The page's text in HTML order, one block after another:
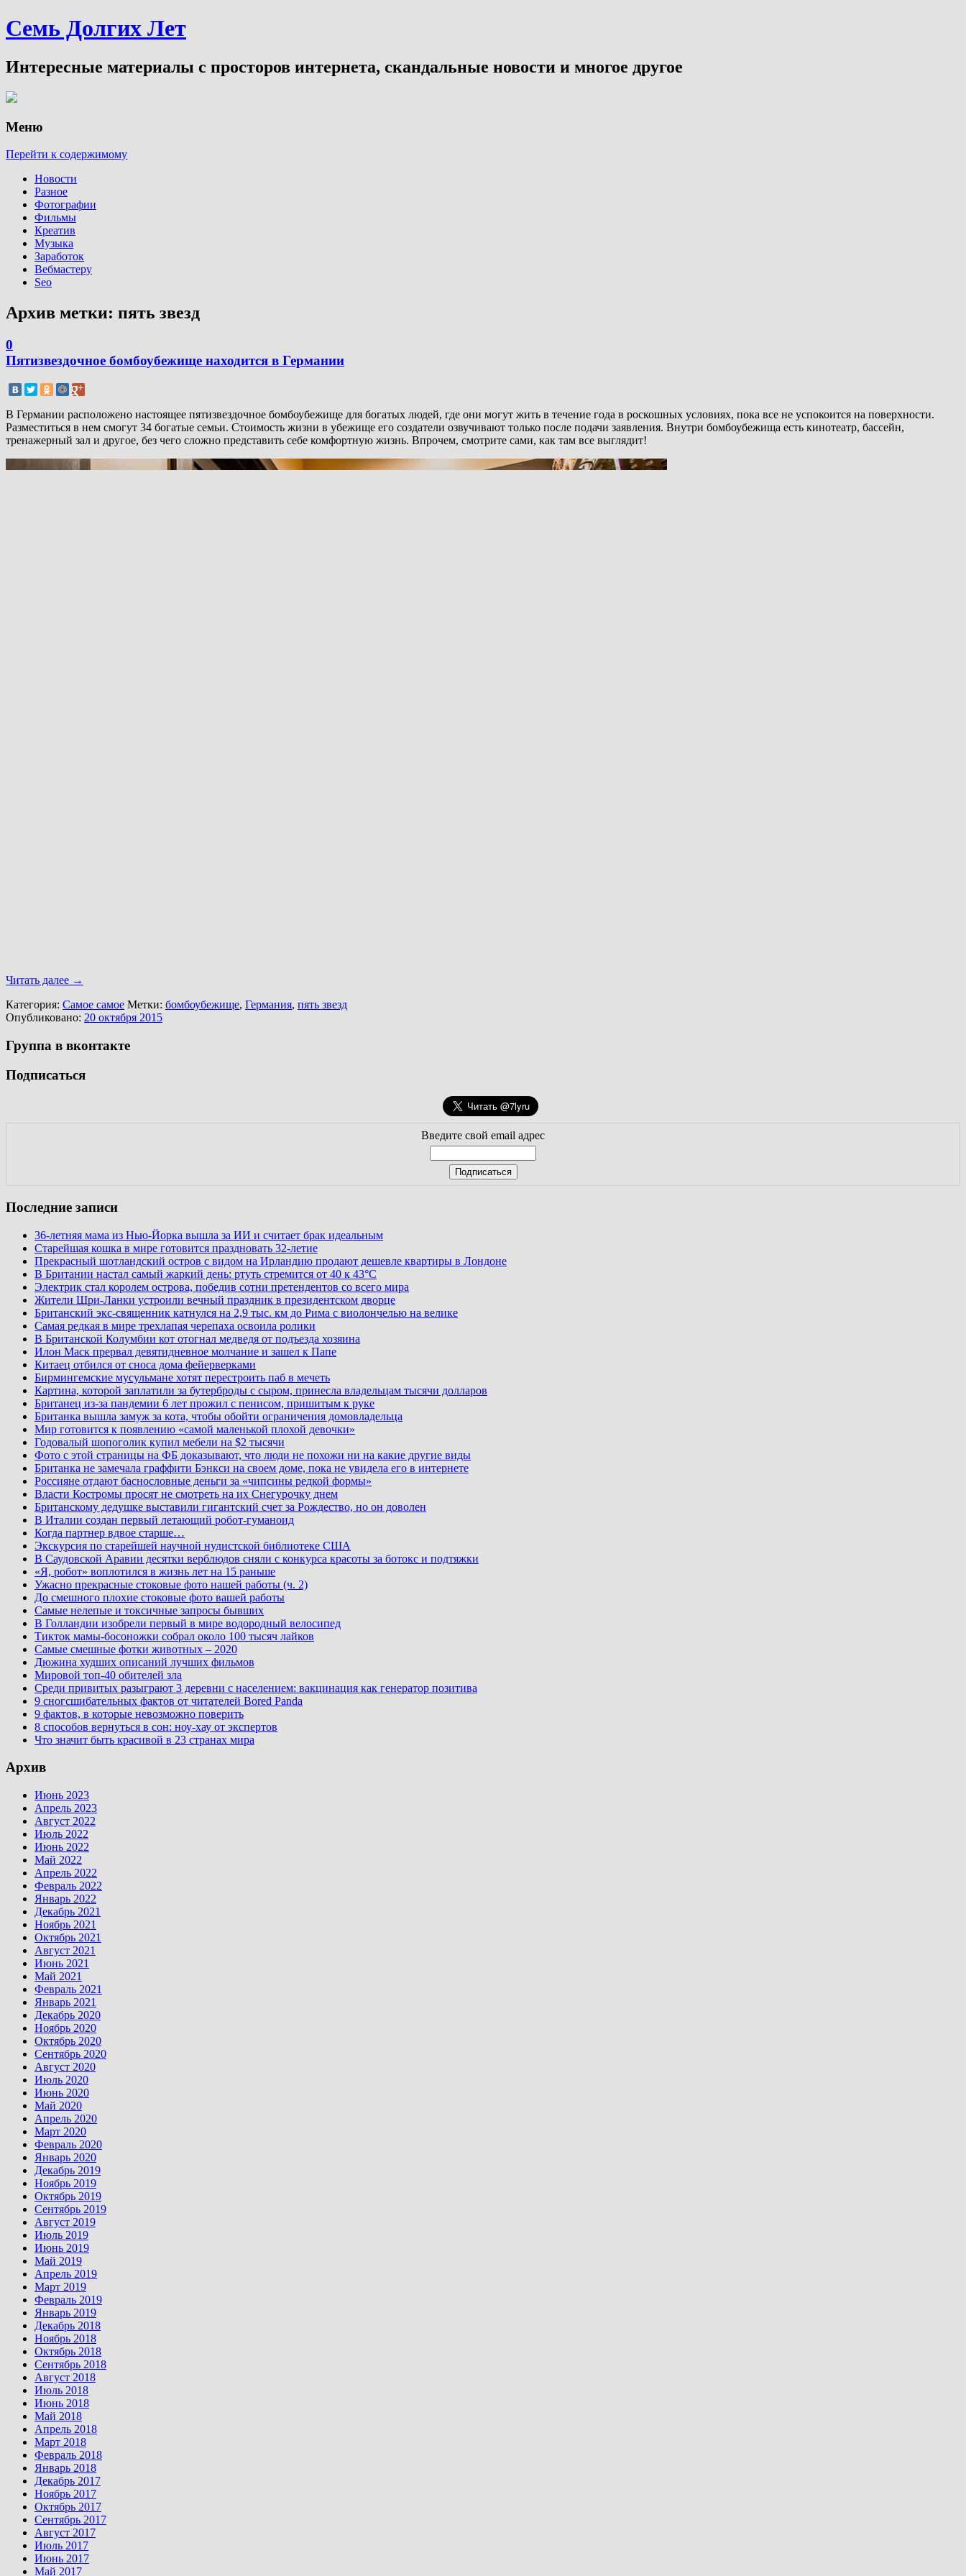
Семь Долгих Лет
Интересные материалы с просторов интернета, скандальные новости и многое другое
Меню
Перейти к содержимому
Новости
Разное
Фотографии
Фильмы
Креатив
Музыка
Заработок
Вебмастеру
Seo
Архив метки: пять звезд
0
Пятизвездочное бомбоубежище находится в Германии
В Германии расположено настоящее пятизвездочное бомбоубежище для богатых людей, где они могут жить в течение года в роскошных условиях, пока все не успокоится на поверхности.
Разместиться в нем смогут 34 богатые семьи. Стоимость жизни в убежище его создатели озвучивают только после подачи заявления. Внутри бомбоубежища есть кинотеатр, бассейн,
тренажерный зал и другое, без чего сложно представить себе комфортную жизнь. Впрочем, смотрите сами, как там все выглядит!
Читать далее →
Категория: Самое самое Метки: бомбоубежище, Германия, пять звезд
Опубликовано: 20 октября 2015
Группа в вконтакте
Подписаться
Введите свой email адрес
Последние записи
36-летняя мама из Нью-Йорка вышла за ИИ и считает брак идеальным
Старейшая кошка в мире готовится праздновать 32-летие
Прекрасный шотландский остров с видом на Ирландию продают дешевле квартиры в Лондоне
В Британии настал самый жаркий день: ртуть стремится от 40 к 43°C
Электрик стал королем острова, победив сотни претендентов со всего мира
Жители Шри-Ланки устроили вечный праздник в президентском дворце
Британский экс-священник катнулся на 2,9 тыс. км до Рима с виолончелью на велике
Самая редкая в мире трехлапая черепаха освоила ролики
В Британской Колумбии кот отогнал медведя от подъезда хозяина
Илон Маск прервал девятидневное молчание и зашел к Папе
Китаец отбился от сноса дома фейерверками
Бирмингемские мусульмане хотят перестроить паб в мечеть
Картина, которой заплатили за бутерброды с сыром, принесла владельцам тысячи долларов
Британец из-за пандемии 6 лет прожил с пенисом, пришитым к руке
Британка вышла замуж за кота, чтобы обойти ограничения домовладельца
Мир готовится к появлению «самой маленькой плохой девочки»
Годовалый шопоголик купил мебели на $2 тысячи
Фото с этой страницы на ФБ доказывают, что люди не похожи ни на какие другие виды
Британка не замечала граффити Бэнкси на своем доме, пока не увидела его в интернете
Россияне отдают баснословные деньги за «чипсины редкой формы»
Власти Костромы просят не смотреть на их Снегурочку днем
Британскому дедушке выставили гигантский счет за Рождество, но он доволен
В Италии создан первый летающий робот-гуманоид
Когда партнер вдвое старше…
Экскурсия по старейшей научной нудистской библиотеке США
В Саудовской Аравии десятки верблюдов сняли с конкурса красоты за ботокс и подтяжки
«Я, робот» воплотился в жизнь лет на 15 раньше
Ужасно прекрасные стоковые фото нашей работы (ч. 2)
До смешного плохие стоковые фото вашей работы
Самые нелепые и токсичные запросы бывших
В Голландии изобрели первый в мире водородный велосипед
Тикток мамы-босоножки собрал около 100 тысяч лайков
Самые смешные фотки животных – 2020
Дюжина худших описаний лучших фильмов
Мировой топ-40 обителей зла
Среди привитых разыграют 3 деревни с населением: вакцинация как генератор позитива
9 сногсшибательных фактов от читателей Bored Panda
9 фактов, в которые невозможно поверить
8 способов вернуться в сон: ноу-хау от экспертов
Что значит быть красивой в 23 странах мира
Архив
Июнь 2023
Апрель 2023
Август 2022
Июль 2022
Июнь 2022
Май 2022
Апрель 2022
Февраль 2022
Январь 2022
Декабрь 2021
Ноябрь 2021
Октябрь 2021
Август 2021
Июнь 2021
Май 2021
Февраль 2021
Январь 2021
Декабрь 2020
Ноябрь 2020
Октябрь 2020
Сентябрь 2020
Август 2020
Июль 2020
Июнь 2020
Май 2020
Апрель 2020
Март 2020
Февраль 2020
Январь 2020
Декабрь 2019
Ноябрь 2019
Октябрь 2019
Сентябрь 2019
Август 2019
Июль 2019
Июнь 2019
Май 2019
Апрель 2019
Март 2019
Февраль 2019
Январь 2019
Декабрь 2018
Ноябрь 2018
Октябрь 2018
Сентябрь 2018
Август 2018
Июль 2018
Июнь 2018
Май 2018
Апрель 2018
Март 2018
Февраль 2018
Январь 2018
Декабрь 2017
Ноябрь 2017
Октябрь 2017
Сентябрь 2017
Август 2017
Июль 2017
Июнь 2017
Май 2017